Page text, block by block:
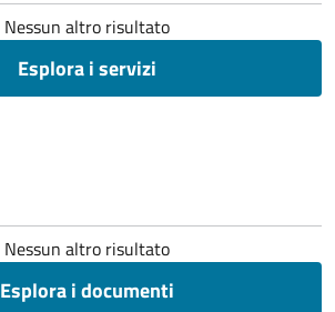
Nessun altro risultato
Esplora i servizi
Nessun altro risultato
Esplora i documenti